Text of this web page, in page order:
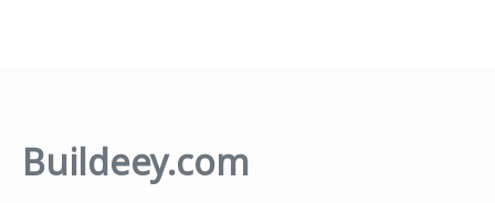
Buildeey.com